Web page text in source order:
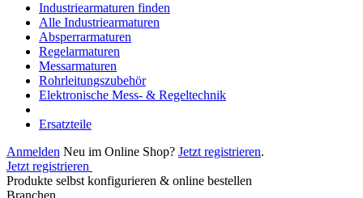
Industriearmaturen finden
Alle Industriearmaturen
Absperrarmaturen
Regelarmaturen
Messarmaturen
Rohrleitungszubehör
Elektronische Mess- & Regeltechnik
Ersatzteile
Anmelden Neu im Online Shop? Jetzt registrieren.
Jetzt registrieren
Produkte selbst konfigurieren & online bestellen